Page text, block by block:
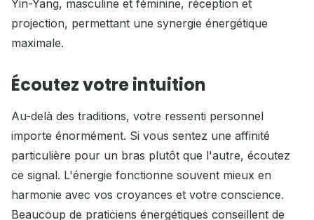
Yin-Yang, masculine et féminine, réception et
projection, permettant une synergie énergétique
maximale.
Écoutez votre intuition
Au-delà des traditions, votre ressenti personnel
importe énormément. Si vous sentez une affinité
particulière pour un bras plutôt que l'autre, écoutez
ce signal. L'énergie fonctionne souvent mieux en
harmonie avec vos croyances et votre conscience.
Beaucoup de praticiens énergétiques conseillent de